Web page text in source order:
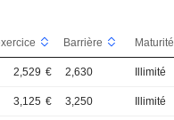
Barrière Maturité
2,529 € 2,630 Illimité
3,125 € 3,250 Illimité